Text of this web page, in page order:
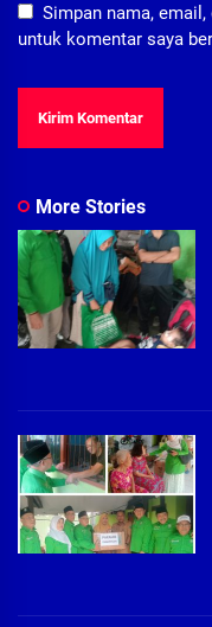
Simpan nama,
untuk komentar saya
More Stories